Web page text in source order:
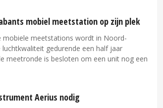
mobiel meetstation op zijn plek
mobiele meetstations wordt in Noord-
gedurende een half jaar
meetronde is besloten om een unit nog een
Aerius nodig